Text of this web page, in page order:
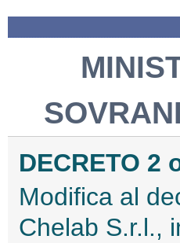
DECRETO 2
Modifica al
Chelab S.r.l.,